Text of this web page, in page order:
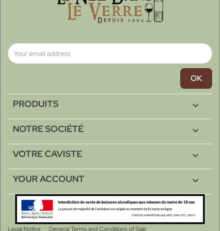
PRODUITS 
NOTRE SOCIÉTÉ 
VOTRE CAVISTE 
YOUR ACCOUNT 
Legal Notice General Terms and Conditions of Sale